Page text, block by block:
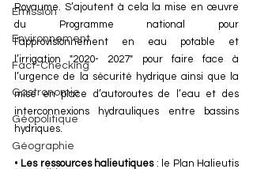
Émission
Environnement
Fact-Checking
Gastronomie
Géopolitique
Géographie
Royaume. S’ajoutent à cela la mise en œuvre
du Programme national pour
l’approvisionnement en eau potable et
l’irrigation "2020- 2027" pour faire face à
l’urgence de la sécurité hydrique ainsi que la
mise en place d’autoroutes de l’eau et des
interconnexions hydrauliques entre bassins
hydriques.
• Les ressources halieutiques : le Plan Halieutis